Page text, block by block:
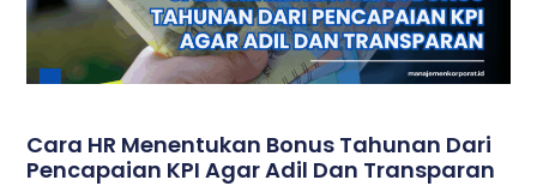
Cara HR Menentukan Bonus Tahunan Dari
Pencapaian KPI Agar Adil Dan Transparan